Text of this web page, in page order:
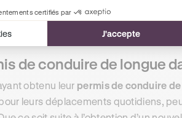
professionnel une
conduite
et ainsi réduire leurs émissions de
de conduire de longue
obtenu leur permis de conduire
leurs déplacements quotidiens,
certifiés par
J'accepte